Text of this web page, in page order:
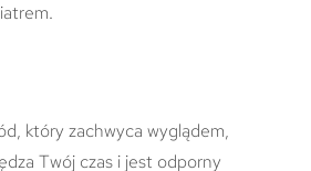
który zachwyca wyglądem,
Twój czas i jest odporny